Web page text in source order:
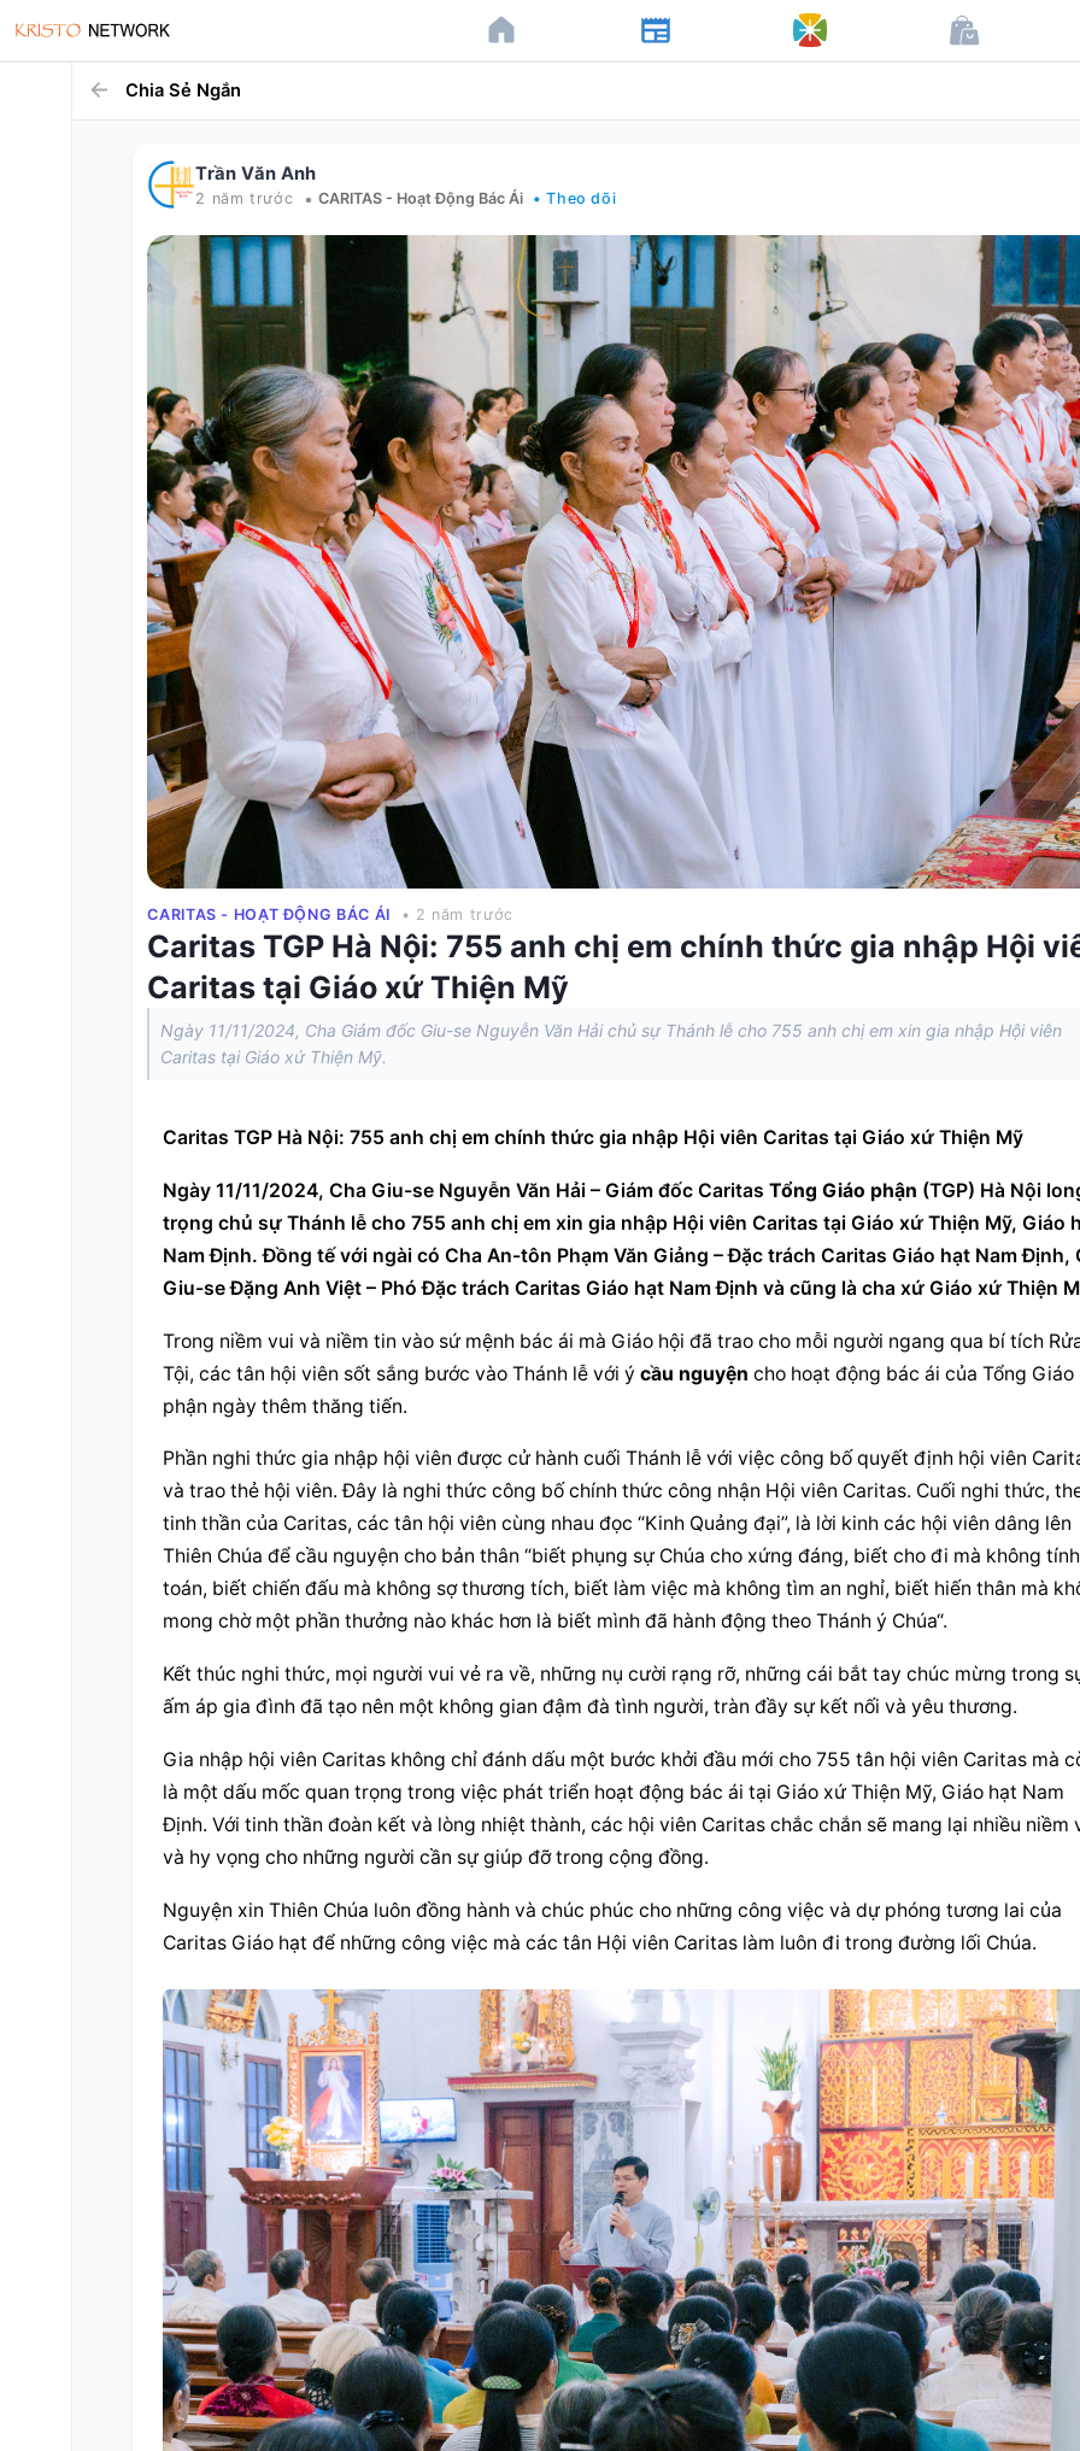
Chia Sẻ Ngắn
Trần Văn Anh
2 năm trước • CARITAS - Hoạt Động Bác Ái • Theo dõi
CARITAS - HOẠT ĐỘNG BÁC ÁI • 2 năm trước
Caritas TGP Hà Nội: 755 anh chị em chính thức gia nhập Hội
Caritas tại Giáo xứ Thiện Mỹ
Ngày 11/11/2024, Cha Giám đốc Giu-se Nguyễn Văn Hải chủ sự Thánh lễ cho 755 anh chị em xin gia nhập Hội viên
Caritas tại Giáo xứ Thiện Mỹ.
Caritas TGP Hà Nội: 755 anh chị em chính thức gia nhập Hội viên Caritas tại Giáo xứ Thiện Mỹ
Ngày 11/11/2024, Cha Giu-se Nguyễn Văn Hải – Giám đốc Caritas Tổng Giáo phận (TGP) Hà Nội
trọng chủ sự Thánh lễ cho 755 anh chị em xin gia nhập Hội viên Caritas tại Giáo xứ Thiện Mỹ, Giáo
Nam Định. Đồng tế với ngài có Cha An-tôn Phạm Văn Giảng – Đặc trách Caritas Giáo hạt Nam Định,
Giu-se Đặng Anh Việt – Phó Đặc trách Caritas Giáo hạt Nam Định và cũng là cha xứ Giáo xứ Thiện
Trong niềm vui và niềm tin vào sứ mệnh bác ái mà Giáo hội đã trao cho mỗi người ngang qua bí tích
Tội, các tân hội viên sốt sắng bước vào Thánh lễ với ý cầu nguyện cho hoạt động bác ái của Tổng Giáo
phận ngày thêm thăng tiến.
Phần nghi thức gia nhập hội viên được cử hành cuối Thánh lễ với việc công bố quyết định hội viên
và trao thẻ hội viên. Đây là nghi thức công bố chính thức công nhận Hội viên Caritas. Cuối nghi thức,
tinh thần của Caritas, các tân hội viên cùng nhau đọc “Kinh Quảng đại”, là lời kinh các hội viên dâng lên
Thiên Chúa để cầu nguyện cho bản thân “biết phụng sự Chúa cho xứng đáng, biết cho đi mà không tính
toán, biết chiến đấu mà không sợ thương tích, biết làm việc mà không tìm an nghỉ, biết hiến thân mà
mong chờ một phần thưởng nào khác hơn là biết mình đã hành động theo Thánh ý Chúa“.
Kết thúc nghi thức, mọi người vui vẻ ra về, những nụ cười rạng rỡ, những cái bắt tay chúc mừng trong
ấm áp gia đình đã tạo nên một không gian đậm đà tình người, tràn đầy sự kết nối và yêu thương.
Gia nhập hội viên Caritas không chỉ đánh dấu một bước khởi đầu mới cho 755 tân hội viên Caritas mà
là một dấu mốc quan trọng trong việc phát triển hoạt động bác ái tại Giáo xứ Thiện Mỹ, Giáo hạt Nam
Định. Với tinh thần đoàn kết và lòng nhiệt thành, các hội viên Caritas chắc chắn sẽ mang lại nhiều niềm
và hy vọng cho những người cần sự giúp đỡ trong cộng đồng.
Nguyện xin Thiên Chúa luôn đồng hành và chúc phúc cho những công việc và dự phóng tương lai của
Caritas Giáo hạt để những công việc mà các tân Hội viên Caritas làm luôn đi trong đường lối Chúa.